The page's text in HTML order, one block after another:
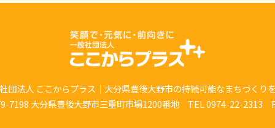
団法人 ここからプラス｜大分県豊後大野市の持続可能なまちづくり
7198 大分県豊後大野市三重町市場1200番地 TEL 0974-22-2313